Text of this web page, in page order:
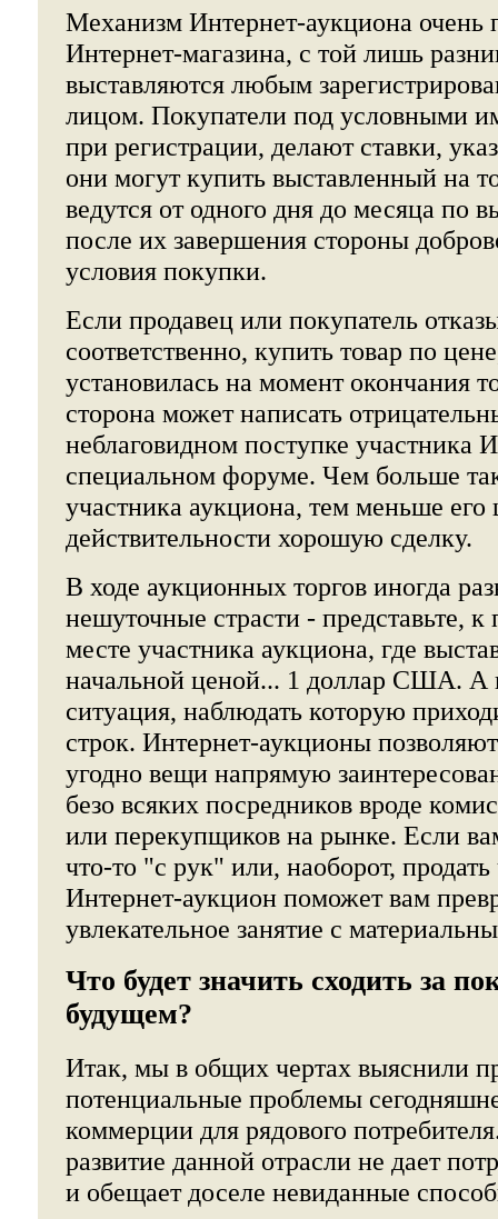
Механизм Интернет-аукциона очень
Интернет-магазина, с той лишь
выставляются любым
лицом. Покупатели под условными
при регистрации, делают ставки,
они могут купить выставленный на
ведутся от одного дня до месяца по
после их завершения стороны
условия покупки.
Если продавец или покупатель
соответственно, купить товар по
установилась на момент окончания
сторона может написать
неблаговидном поступке участника
специальном форуме. Чем больше
участника аукциона, тем меньше
действительности хорошую сделку.
В ходе аукционных торгов иногда
нешуточные страсти - представьте, к
месте участника аукциона, где
начальной ценой... 1 доллар США. А
ситуация, наблюдать которую
строк. Интернет-аукционы
угодно вещи напрямую
безо всяких посредников вроде
или перекупщиков на рынке. Если
что-то "с рук" или, наоборот,
Интернет-аукцион поможет вам
увлекательное занятие с
Что будет значить сходить за
будущем?
Итак, мы в общих чертах выяснили
потенциальные проблемы
коммерции для рядового
развитие данной отрасли не дает
и обещает доселе невиданные